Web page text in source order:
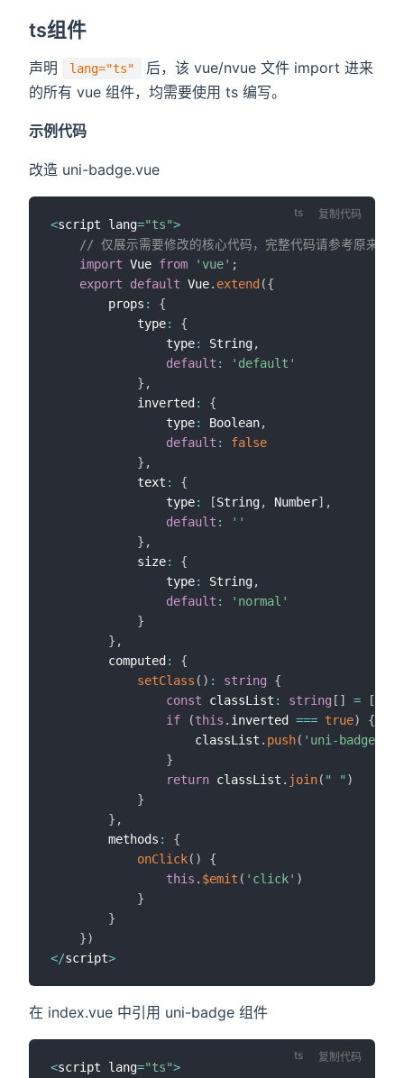
ts组件
声明 lang="ts"
后，该 vue/nvue 文件 import 进来
的所有 vue 组件，均需要使用 ts 编写。
示例代码
改造 uni-badge.vue
<script lang="ts">
// 仅展示需要修改的核心代码，完整代码请参考原来的
import Vue from 'vue' ;
export
default Vue. extend ({
		props
:
{
			type
:
{
				type
: String,
default :
'default'
} ,
			inverted
:
{
				type
: Boolean,
default :
false
} ,
			text
:
{
				type
: [String, Number] ,
default :
''
} ,
			size
:
{
				type
: String,
default :
'normal'
}
} ,
		computed
:
{
setClass ( ) : string
{
const classList : string [ ] = [
if
(this . inverted === true)
{
					classList
. push( 'uni-badge-
}
return classList . join( " " )
}
} ,
		methods
:
{
onClick( )
{
this . $emit ( 'click' )
}
}
})
</script>
复制代码
在 index.vue 中引用 uni-badge 组件
<script lang="ts">
复制代码